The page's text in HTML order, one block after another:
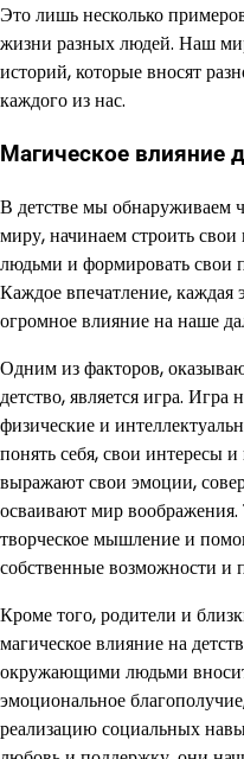
Это лишь несколько
жизни разных людей. Наш
историй, которые вносят
каждого из нас.
Магическое влияние
В детстве мы обнаруживаем
миру, начинаем строить
людьми и формировать свои
Каждое впечатление,
огромное влияние на наше
Одним из факторов,
детство, является игра. Игра
физические и
понять себя, свои интересы
выражают свои эмоции,
осваивают мир
творческое мышление и
собственные возможности и
Кроме того, родители и
магическое влияние на
окружающими людьми
эмоциональное
реализацию социальных